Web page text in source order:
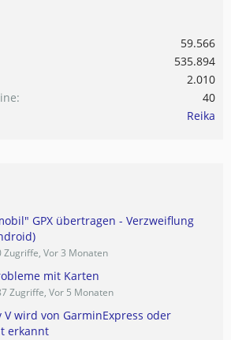
59.566
535.894
2.010
40
Reika
GPX übertragen - Verzweiflung
Zugriffe, Vor 3 Monaten
mit Karten
Zugriffe, Vor 5 Monaten
V wird von GarminExpress oder
erkannt